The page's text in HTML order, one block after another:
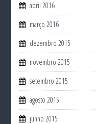
abril 2016
março 2016
dezembro 2015
novembro 2015
setembro 2015
agosto 2015
junho 2015